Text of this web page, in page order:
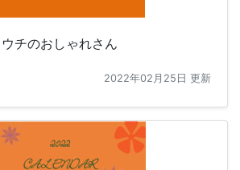
ウチのおしゃれさん
2022年02月25日 更新